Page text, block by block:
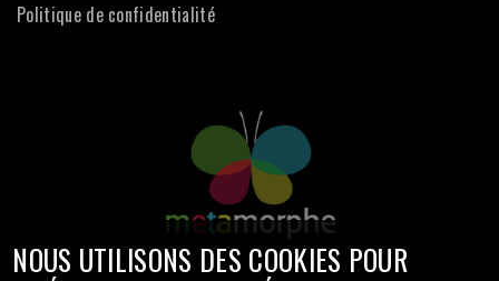
Politique de confidentialité
NOUS UTILISONS DES COOKIES POUR